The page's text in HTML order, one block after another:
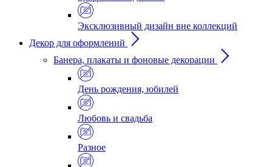
Эксклюзивный дизайн вне коллекций
Декор для оформлений
Банера, плакаты и фоновые декорации
День рождения, юбилей
Любовь и свадьба
Разное